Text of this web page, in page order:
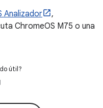
Analizador
,
ChromeOS M75 o una
útil?